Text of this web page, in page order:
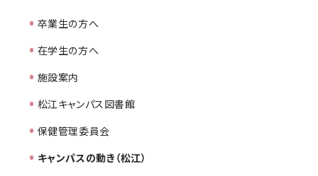
卒業生の方へ
在学生の方へ
施設案内
松江キャンパス図書館
保健管理委員会
キャンパスの動き（松江）